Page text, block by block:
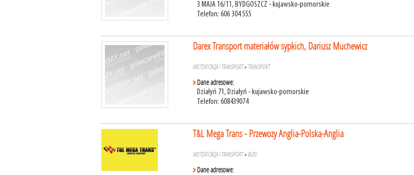
3 MAJA 16/11, BYDGOSZCZ - kujawsko-pomorskie
Telefon: 606 304 555
Darex Transport materiałów sypkich, Dariusz Muchewicz
MOTORYZACJA I TRANSPORT» TRANSPORT
Dane adresowe:
Działyń 71, Działyń - kujawsko-pomorskie
Telefon: 608439074
T&L Mega Trans - Przewozy Anglia-Polska-Anglia
MOTORYZACJA I TRANSPORT»BUSY
Dane adresowe: